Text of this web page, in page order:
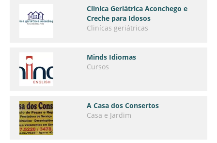
Clinica Geriátrica Aconchego e
Creche para Idosos
Clinícas geriátricas
Minds Idiomas
Cursos
A Casa dos Consertos
Casa e Jardim